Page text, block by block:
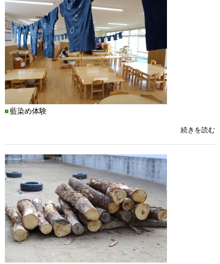
藍染め体験
続きを読む